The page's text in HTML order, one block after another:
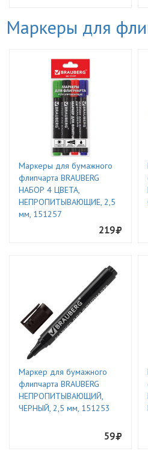
Маркеры для
Маркеры для бумажного
флипчарта BRAUBERG
НАБОР 4 ЦВЕТА,
НЕПРОПИТЫВАЮЩИЕ, 2,5
мм, 151257
219
Маркер для бумажного
флипчарта BRAUBERG
НЕПРОПИТЫВАЮЩИЙ,
ЧЕРНЫЙ, 2,5 мм, 151253
59